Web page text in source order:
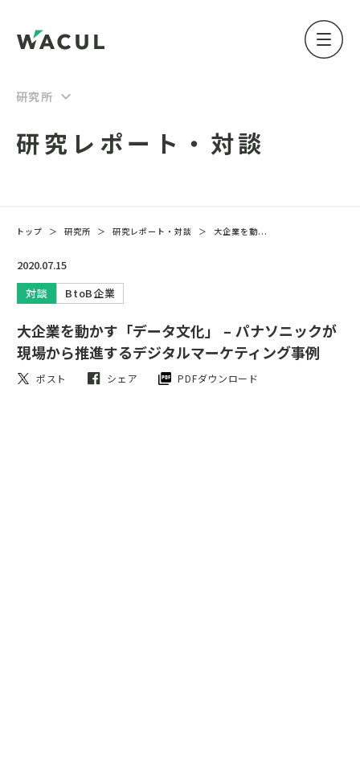
研究レポート・対談
研究所 keyboard_arrow_down
トップ ＞ 研究所 ＞ 研究レポート・対談 ＞ 大企業を動...
2020.07.15
対談
BtoB企業
大企業を動かす「データ文化」 – パナソニックが
現場から推進するデジタルマーケティング事例
ポスト シェア PDFダウンロード